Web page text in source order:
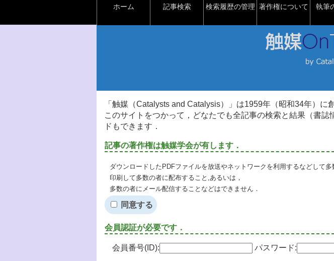
ホーム 記事検索 検索履歴の管理 著作権について 執筆
「触媒（Catalysts and Catalysis）」は1959年（昭和34年）に
このサイトをつかって，どなたでも全記事の検索と結果（書
ドもできます．
記事の著作権は触媒学会が有します．
ダウンロードしたPDFファイルを放送やネットワークを利用するなどして
印刷して多数の者に配布すること,あるいは，
多数の者にメール配信することなどはできません．
同意する
会員認証が必要です．
会員番号(ID): パスワード: